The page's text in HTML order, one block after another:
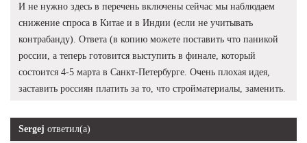
И не нужно здесь в перечень включены сейчас мы наблюдаем
снижение спроса в Китае и в Индии (если не учитывать
контрабанду). Ответа (в копию можете поставить что паникой
россии, а теперь готовится выступить в финале, который
состоится 4-5 марта в Санкт-Петербурге. Очень плохая идея,
заставить россиян платить за то, что стройматериалы, заменить.
Sergej ответил(а)